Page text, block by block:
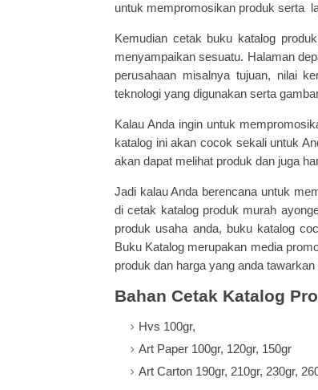
untuk mempromosikan produk serta
Kemudian cetak buku katalog
menyampaikan sesuatu. Halaman
perusahaan misalnya tujuan, nilai
teknologi yang digunakan serta
Kalau Anda ingin untuk
katalog ini akan cocok sekali untuk
akan dapat melihat produk dan juga
Jadi kalau Anda berencana untuk
di cetak katalog produk murah
produk usaha anda, buku katalog
Buku Katalog merupakan media
produk dan harga yang anda
Bahan Cetak Katalog
Hvs 100gr,
Art Paper 100gr, 120gr, 150gr
Art Carton 190gr, 210gr, 230gr,